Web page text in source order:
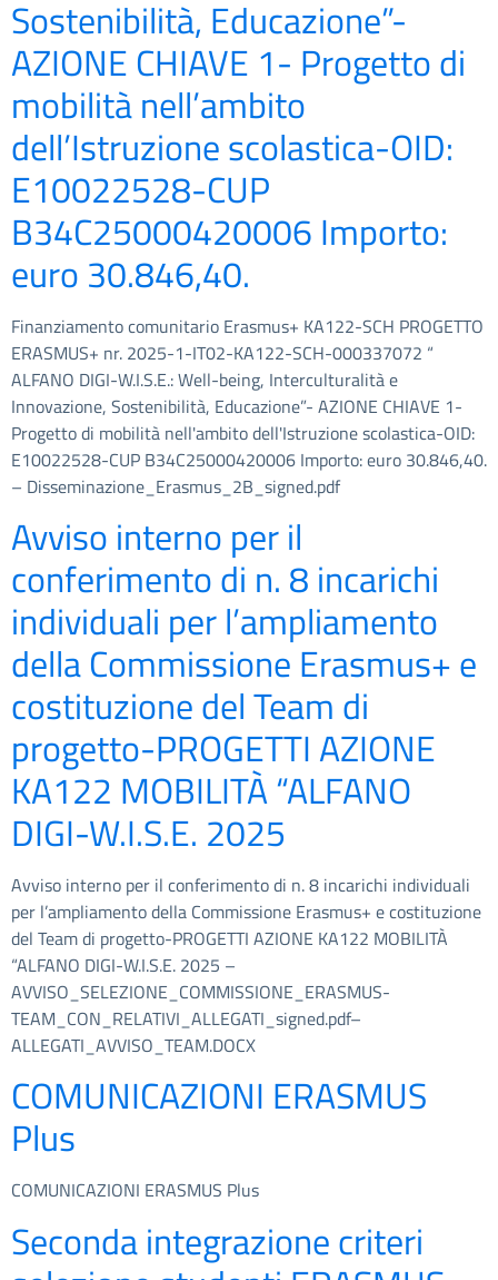
Sostenibilità, Educazione”-
AZIONE CHIAVE 1- Progetto di
mobilità nell’ambito
dell’Istruzione scolastica-OID:
E10022528-CUP
B34C25000420006 Importo:
euro 30.846,40.
Finanziamento comunitario Erasmus+ KA122-SCH PROGETTO
ERASMUS+ nr. 2025-1-IT02-KA122-SCH-000337072 “
ALFANO DIGI-W.I.S.E.: Well-being, Interculturalità e
Innovazione, Sostenibilità, Educazione”- AZIONE CHIAVE 1-
Progetto di mobilità nell'ambito dell'Istruzione scolastica-OID:
E10022528-CUP B34C25000420006 Importo: euro 30.846,40.
– Disseminazione_Erasmus_2B_signed.pdf
Avviso interno per il
conferimento di n. 8 incarichi
individuali per l’ampliamento
della Commissione Erasmus+ e
costituzione del Team di
progetto-PROGETTI AZIONE
KA122 MOBILITÀ “ALFANO
DIGI-W.I.S.E. 2025
Avviso interno per il conferimento di n. 8 incarichi individuali
per l’ampliamento della Commissione Erasmus+ e costituzione
del Team di progetto-PROGETTI AZIONE KA122 MOBILITÀ
“ALFANO DIGI-W.I.S.E. 2025 –
AVVISO_SELEZIONE_COMMISSIONE_ERASMUS-
TEAM_CON_RELATIVI_ALLEGATI_signed.pdf–
ALLEGATI_AVVISO_TEAM.DOCX
COMUNICAZIONI ERASMUS
Plus
COMUNICAZIONI ERASMUS Plus
Seconda integrazione criteri